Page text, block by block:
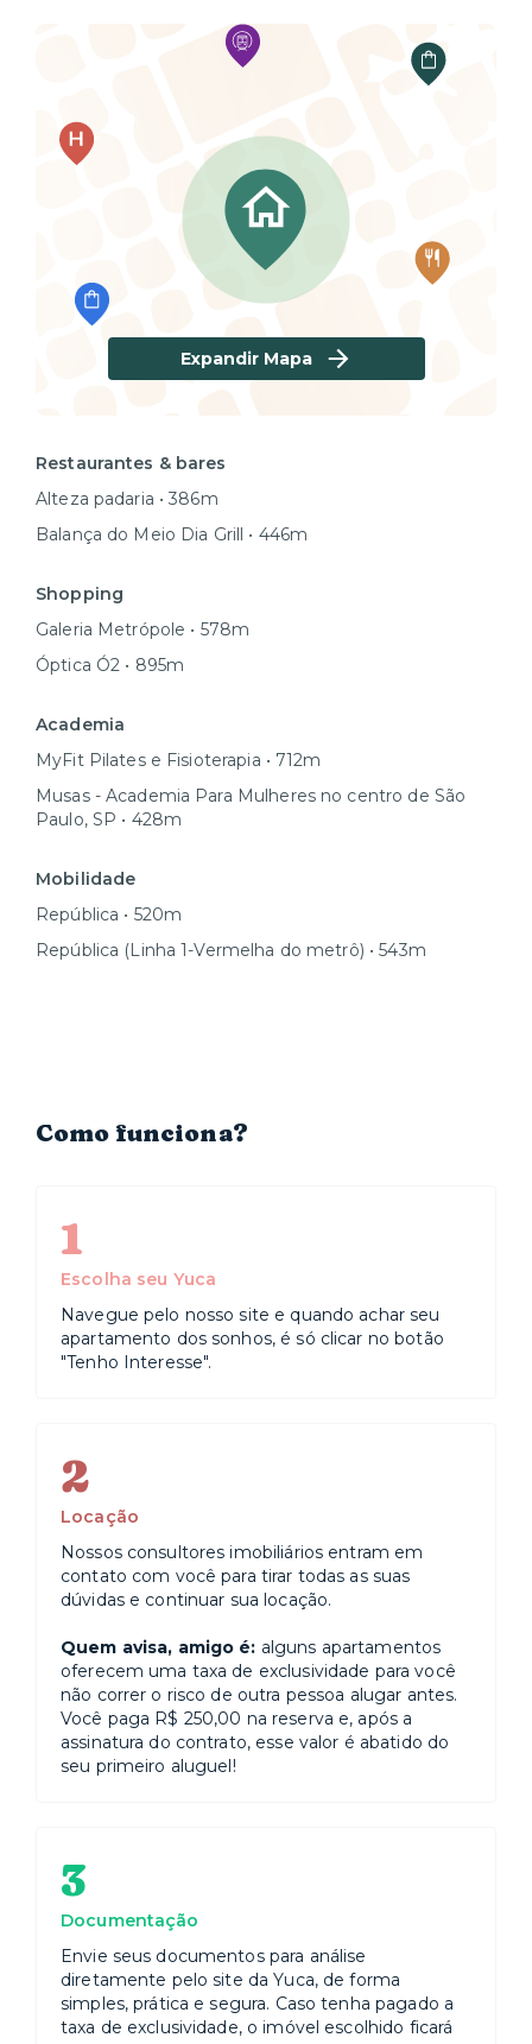
Expandir Mapa
Restaurantes & bares
Alteza padaria • 386m
Balança do Meio Dia Grill • 446m
Shopping
Galeria Metrópole • 578m
Óptica Ó2 • 895m
Academia
MyFit Pilates e Fisioterapia • 712m
Musas - Academia Para Mulheres no centro de São
Paulo, SP • 428m
Mobilidade
República • 520m
República (Linha 1-Vermelha do metrô) • 543m
Como funciona?
1
Escolha seu Yuca
Navegue pelo nosso site e quando achar seu
apartamento dos sonhos, é só clicar no botão
"Tenho Interesse".
2
Locação
Nossos consultores imobiliários entram em
contato com você para tirar todas as suas
dúvidas e continuar sua locação.
Quem avisa, amigo é: alguns apartamentos
oferecem uma taxa de exclusividade para você
não correr o risco de outra pessoa alugar antes.
Você paga R$ 250,00 na reserva e, após a
assinatura do contrato, esse valor é abatido do
seu primeiro aluguel!
3
Documentação
Envie seus documentos para análise
diretamente pelo site da Yuca, de forma
simples, prática e segura. Caso tenha pagado a
taxa de exclusividade, o imóvel escolhido ficará